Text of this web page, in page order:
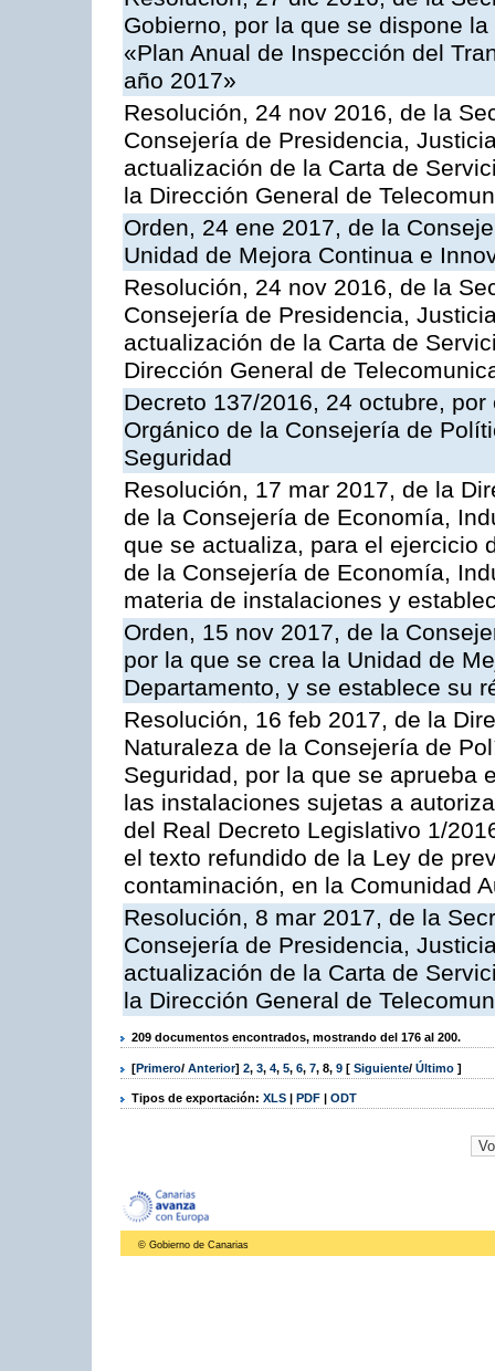
Gobierno, por la que se dispone
«Plan Anual de Inspección del
año 2017»
Resolución, 24 nov 2016, de la
Consejería de Presidencia,
actualización de la Carta de
la Dirección General de
Orden, 24 ene 2017, de la
Unidad de Mejora Continua e
Resolución, 24 nov 2016, de la
Consejería de Presidencia,
actualización de la Carta de
Dirección General de
Decreto 137/2016, 24 octubre,
Orgánico de la Consejería de
Seguridad
Resolución, 17 mar 2017, de la
de la Consejería de Economía,
que se actualiza, para el ejercicio
de la Consejería de Economía,
materia de instalaciones y
Orden, 15 nov 2017, de la
por la que se crea la Unidad de
Departamento, y se establece su
Resolución, 16 feb 2017, de la
Naturaleza de la Consejería de
Seguridad, por la que se aprueba
las instalaciones sujetas a
del Real Decreto Legislativo 1/
el texto refundido de la Ley de
contaminación, en la Comunidad
Resolución, 8 mar 2017, de la
Consejería de Presidencia,
actualización de la Carta de
la Dirección General de
209 documentos encontrados, mostrando del 176 al 200.
[Primero/ Anterior] 2, 3, 4, 5, 6, 7, 8, 9 [ Siguiente/ Último ]
Tipos de exportación: XLS | PDF | ODT
© Gobierno de Canarias